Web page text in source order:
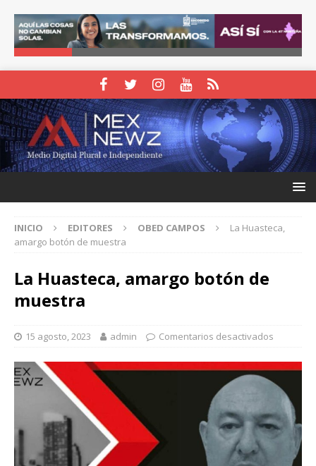
INICIO EDITORES OBED CAMPOS
La Huasteca,
amargo botón de muestra
La Huasteca, amargo botón de
muestra
15 agosto, 2023 admin Comentarios desactivados